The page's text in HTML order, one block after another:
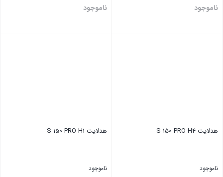
ناموجود ناموجود
هدلایت S 150 PRO H4
ناموجود
هدلایت S 150 PRO H1
ناموجود